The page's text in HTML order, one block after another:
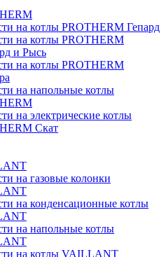
на котлы PROTHERM Гепард
на котлы PROTHERM
и Рысь
на котлы PROTHERM
на напольные котлы
на электрические котлы
Скат
на газовые колонки
на конденсационные котлы
на напольные котлы
на котлы VAILLANT